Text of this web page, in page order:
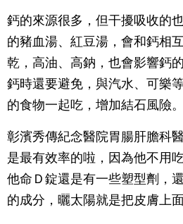
鈣的來源很多，但干擾吸收的
的豬血湯、紅豆湯，會和鈣相
乾，高油、高鈉，也會影響鈣
鈣時還要避免，與汽水、可樂
的食物一起吃，增加結石風險。
彰濱秀傳紀念醫院胃腸肝膽科
是最有效率的啦，因為他不用
他命Ｄ錠還是有一些塑型劑，
的成分，曬太陽就是把皮膚上